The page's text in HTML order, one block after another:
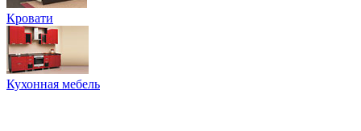
Кровати
Кухонная мебель